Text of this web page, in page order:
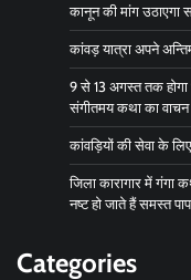
कानून की मांग उठाएगा
कांवड़ यात्रा अपने
9 से 13 अगस्त तक
संगीतमय कथा का वाचन
कांवड़ियों की सेवा के
जिला कारागार में
नष्ट हो जाते हैं समस्त
Categories